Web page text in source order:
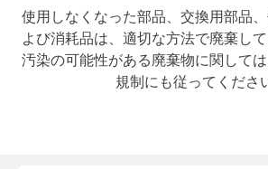
使用しなくなった部品、交換用部品
よび消耗品は、適切な方法で廃棄して
汚染の可能性がある廃棄物に関して
規制にも従ってくださ